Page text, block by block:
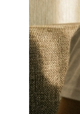
Какие игры делают
с помощью Scratch?